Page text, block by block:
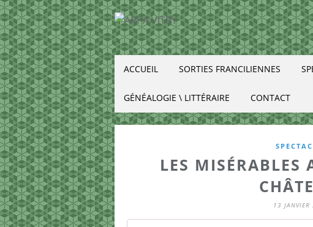
ACCUEIL SORTIES FRANCILIENNES
GÉNÉALOGIE \ LITTÉRAIRE CONTACT
LES MISÉRABLES
13